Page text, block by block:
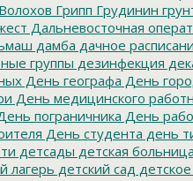
Грипп Грудинин
Дальневосточная
дамба дачное
группы дезинфекция
День географа День
День медицинского
пограничника День
День студента день
детсады детская больница
лагерь детский сад